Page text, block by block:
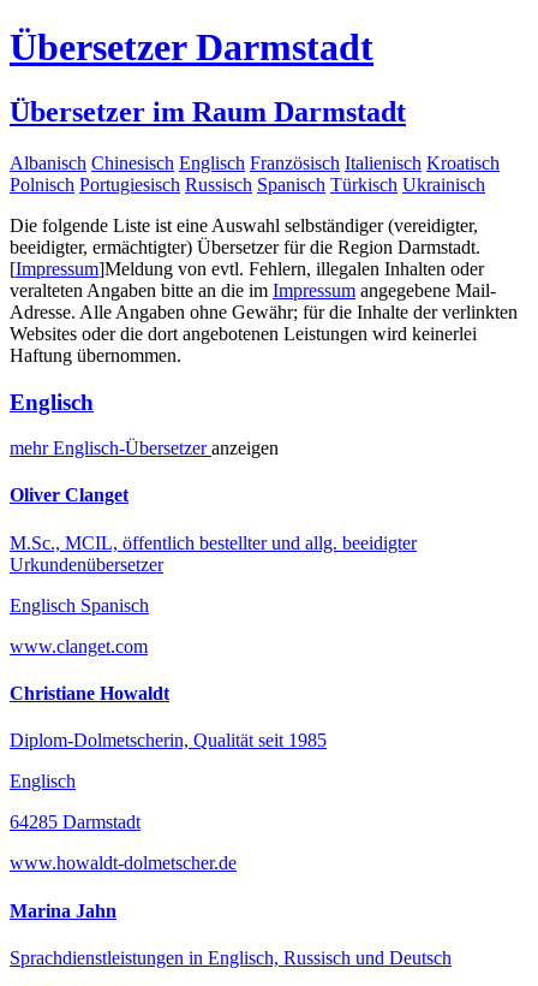
Übersetzer Darmstadt
Übersetzer im Raum Darmstadt
Albanisch Chinesisch Englisch Französisch Italienisch Kroatisch
Polnisch Portugiesisch Russisch Spanisch Türkisch Ukrainisch
Die folgende Liste ist eine Auswahl selbständiger (vereidigter,
beeidigter, ermächtigter) Übersetzer für die Region Darmstadt.
[Impressum]Meldung von evtl. Fehlern, illegalen Inhalten oder
veralteten Angaben bitte an die im Impressum angegebene Mail-
Adresse. Alle Angaben ohne Gewähr; für die Inhalte der verlinkten
Websites oder die dort angebotenen Leistungen wird keinerlei
Haftung übernommen.
Englisch
mehrEnglisch-Übersetzeranzeigen
Oliver Clanget
M.Sc., MCIL, öffentlich bestellter und allg. beeidigter
Urkundenübersetzer
Englisch Spanisch
www.clanget.com
Christiane Howaldt
Diplom-Dolmetscherin, Qualität seit 1985
Englisch
64285 Darmstadt
www.howaldt-dolmetscher.de
Marina Jahn
Sprachdienstleistungen in Englisch, Russisch und Deutsch